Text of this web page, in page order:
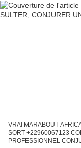
VRAI MARABOUT
SORT +22960067123
PROFESSIONNEL